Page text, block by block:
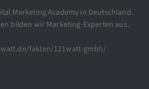
Marketing Academy in Deutschland.
bilden wir Marketing-Experten aus.
fakten/121watt-gmbh/